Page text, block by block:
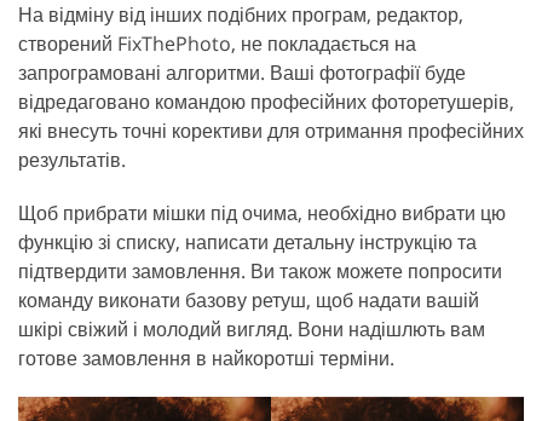
На відміну від інших подібних програм, редактор,
створений FixThePhoto, не покладається на
запрограмовані алгоритми. Ваші фотографії буде
відредаговано командою професійних фоторетушерів,
які внесуть точні корективи для отримання професійних
результатів.
Щоб прибрати мішки під очима, необхідно вибрати цю
функцію зі списку, написати детальну інструкцію та
підтвердити замовлення. Ви також можете попросити
команду виконати базову ретуш, щоб надати вашій
шкірі свіжий і молодий вигляд. Вони надішлють вам
готове замовлення в найкоротші терміни.